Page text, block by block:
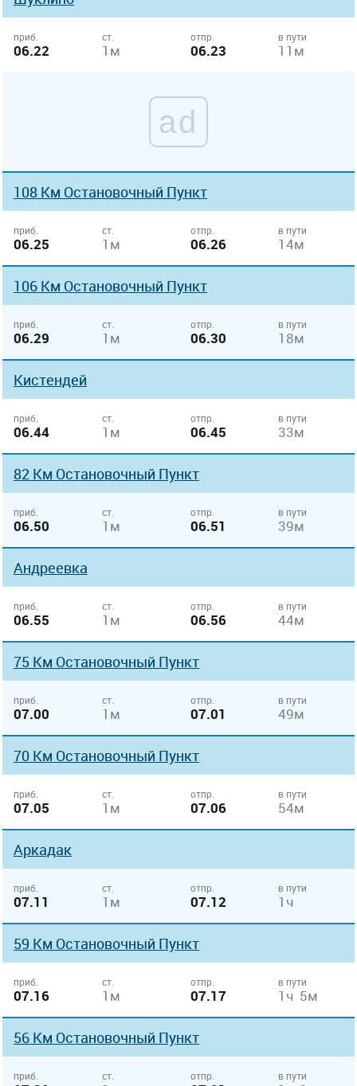
приб.
06.22
ст.
1м
отпр.
06.23
в пути
11м
ad
108 Км Остановочный Пункт
приб.
06.25
ст.
1м
отпр.
06.26
в пути
14м
106 Км Остановочный Пункт
приб.
06.29
ст.
1м
отпр.
06.30
в пути
18м
Кистендей
приб.
06.44
ст.
1м
отпр.
06.45
в пути
33м
82 Км Остановочный Пункт
приб.
06.50
ст.
1м
отпр.
06.51
в пути
39м
Андреевка
приб.
06.55
ст.
1м
отпр.
06.56
в пути
44м
75 Км Остановочный Пункт
приб.
07.00
ст.
1м
отпр.
07.01
в пути
49м
70 Км Остановочный Пункт
приб.
07.05
ст.
1м
отпр.
07.06
в пути
54м
Аркадак
приб.
07.11
ст.
1м
отпр.
07.12
в пути
1ч
59 Км Остановочный Пункт
приб.
07.16
ст.
1м
отпр.
07.17
в пути
1ч 5м
56 Км Остановочный Пункт
приб. ст. отпр. в пути